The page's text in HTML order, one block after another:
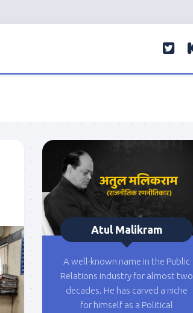
Atul Malikram
A well-known name in the Public
Relations industry for almost two
decades. He has carved a niche
for himself as a Political